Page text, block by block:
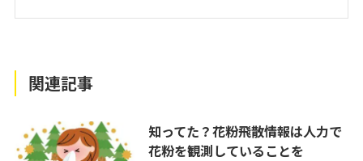
関連記事
知ってた？花粉飛散情報は人力で
花粉を観測していることを